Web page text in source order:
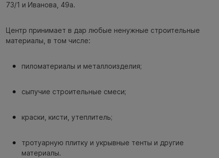
73/1 и Иванова, 49а.
Центр принимает в дар любые ненужные строительные
материалы, в том числе:
пиломатериалы и металлоизделия;
сыпучие строительные смеси;
краски, кисти, утеплитель;
тротуарную плитку и укрывные тенты и другие
материалы.